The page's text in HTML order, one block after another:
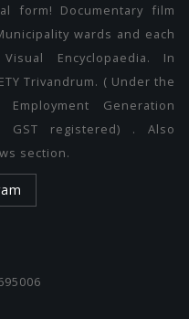
form! Documentary film
wards and each
Encyclopaedia. In
Trivandrum. ( Under the
Generation
GST registered) . Also
section.